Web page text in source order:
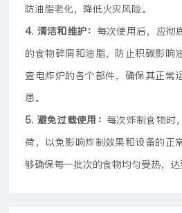
防油脂老化，降低火灾风险。
4. 清洁和维护： 每次使用后，应彻
的食物碎屑和油脂，防止积碳影响
查电炸炉的各个部件，确保其正常
患。
5. 避免过载使用： 每次炸制食物时
荷，以免影响炸制效果和设备的正
够确保每一批次的食物均匀受热，达